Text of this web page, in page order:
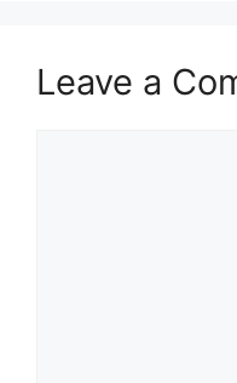
Leave a